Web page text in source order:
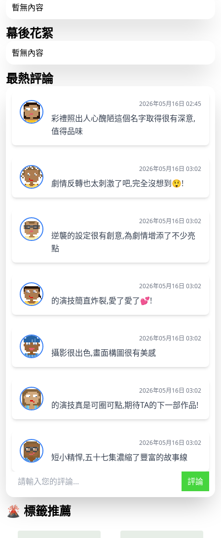
暫無內容
幕後花絮
暫無內容
最熱評論
2026年05月16日 02:45
彩禮照出人心醜陋這個名字取得很有深意,
值得品味
2026年05月16日 03:02
劇情反轉也太刺激了吧,完全沒想到😲!
2026年05月16日 03:02
逆襲的設定很有創意,為劇情增添了不少亮
點
2026年05月16日 03:02
的演技簡直炸裂,愛了愛了💕!
2026年05月16日 03:02
攝影很出色,畫面構圖很有美感
2026年05月16日 03:02
的演技真是可圈可點,期待TA的下一部作品!
2026年05月16日 03:02
短小精悍,五十七集濃縮了豐富的故事線
評論
🌋 標籤推薦